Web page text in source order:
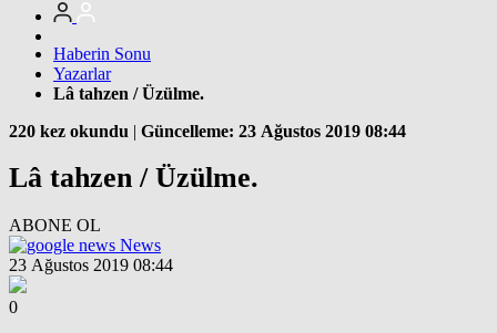
Haberin Sonu
Yazarlar
Lâ tahzen / Üzülme.
220 kez okundu | Güncelleme: 23 Ağustos 2019 08:44
Lâ tahzen / Üzülme.
ABONE OL
News
23 Ağustos 2019 08:44
0